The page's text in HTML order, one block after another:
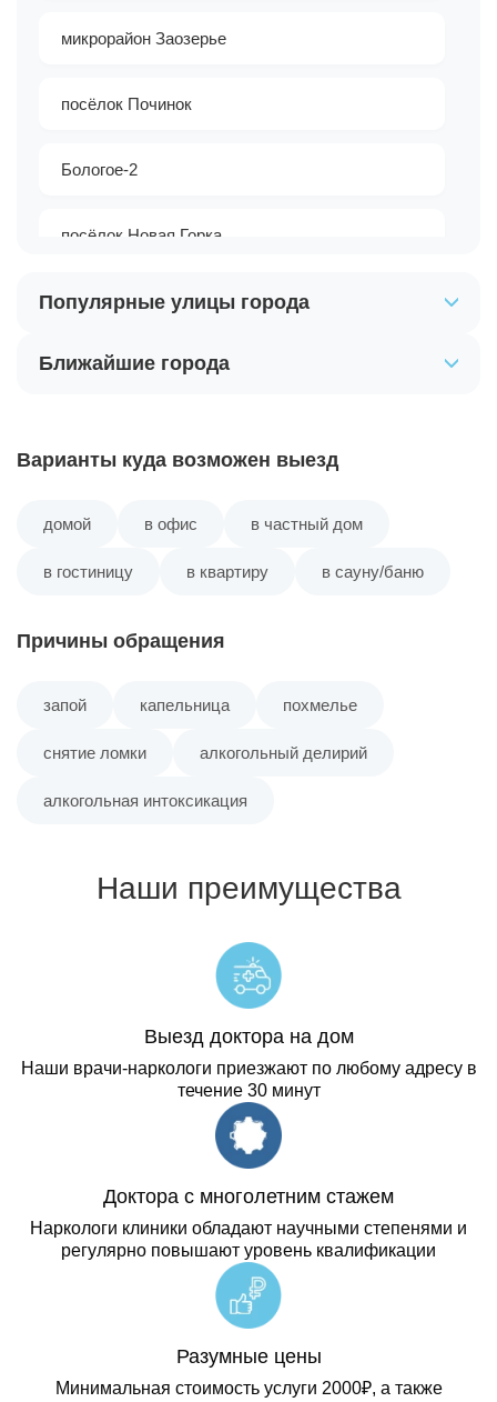
микрорайон Заозерье
посёлок Починок
Бологое-2
посёлок Новая Горка
Волчий хутор
посёлок Подол
Заводской микрорайон
Популярные улицы города
Ближайшие города
Варианты куда возможен выезд
домой в офис в частный дом
в гостиницу в квартиру в сауну/баню
Причины обращения
запой капельница похмелье
снятие ломки алкогольный делирий
алкогольная интоксикация
Наши преимущества
Выезд доктора на дом
Наши врачи-наркологи приезжают по любому адресу в
течение 30 минут
Доктора с многолетним стажем
Наркологи клиники обладают научными степенями и
регулярно повышают уровень квалификации
Разумные цены
Минимальная стоимость услуги 2000₽, а также